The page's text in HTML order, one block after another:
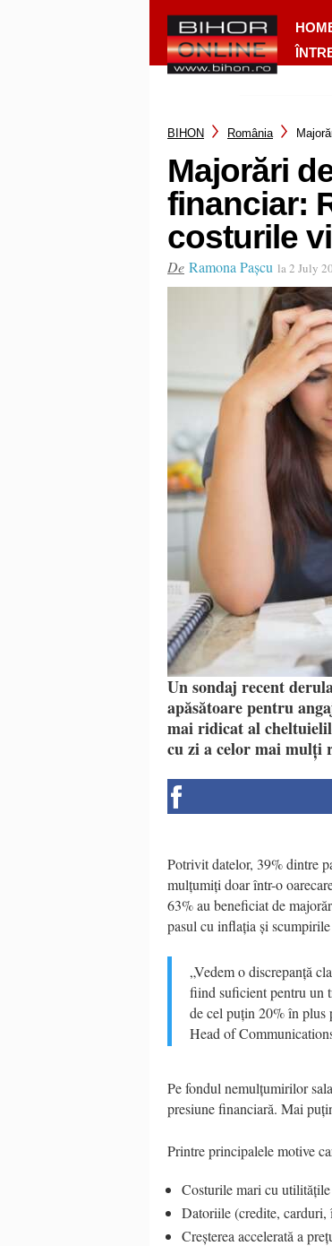
BIHON România
Majorări
financiar:
costurile
De Ramona Pașcu la 2 July
Un sondaj recent
apăsătoare pentru
mai ridicat al
cu zi a celor mai mulți
Potrivit datelor, 39% dintre
mulțumiți doar într-o
63% au beneficiat de
pasul cu inflația și
„Vedem o discrepanță
fiind suficient pentru un
de cel puțin 20% în plus
Head of
Pe fondul nemulțumirilor
presiune financiară. Mai
Printre principalele motive
Costurile mari cu utilitățile
Datoriile (credite,
Creșterea accelerată a